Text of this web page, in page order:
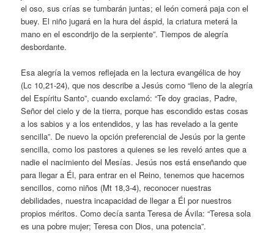
el oso, sus crías se tumbarán juntas; el león comerá paja con el
buey. El niño jugará en la hura del áspid, la criatura meterá la
mano en el escondrijo de la serpiente”. Tiempos de alegría
desbordante.
Esa alegría la vemos reflejada en la lectura evangélica de hoy
(Lc 10,21-24), que nos describe a Jesús como “lleno de la alegría
del Espíritu Santo”, cuando exclamó: “Te doy gracias, Padre,
Señor del cielo y de la tierra, porque has escondido estas cosas
a los sabios y a los entendidos, y las has revelado a la gente
sencilla”. De nuevo la opción preferencial de Jesús por la gente
sencilla, como los pastores a quienes se les reveló antes que a
nadie el nacimiento del Mesías. Jesús nos está enseñando que
para llegar a Él, para entrar en el Reino, tenemos que hacernos
sencillos, como niños (Mt 18,3-4), reconocer nuestras
debilidades, nuestra incapacidad de llegar a Él por nuestros
propios méritos. Como decía santa Teresa de Ávila: “Teresa sola
es una pobre mujer; Teresa con Dios, una potencia”.